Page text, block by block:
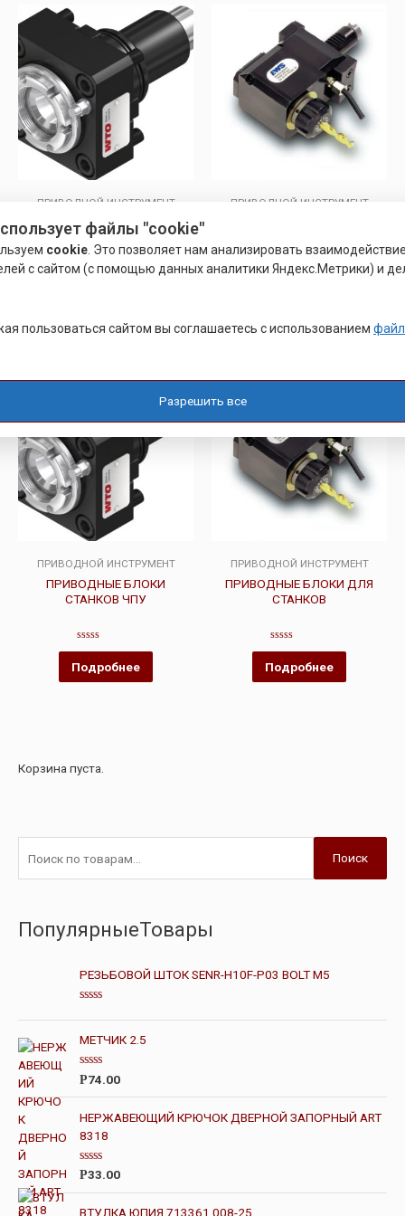
ПРИВОДНОЙ ИНСТРУМЕНТ
БЛОКИ WTO
ПРИВОДНОЙ ИНСТРУМЕНТ
ПРИВОДНОЙ ИНСТРУМЕНТ
ПРИВОДНЫЕ БЛОКИ
СТАНКОВ ЧПУ
Оценка
из
5
Подробнее
ПРИВОДНОЙ ИНСТРУМЕНТ
ПРИВОДНЫЕ БЛОКИ ДЛЯ
СТАНКОВ
Оценка
из
5
Подробнее
Корзина пуста.
Поиск
ПопулярныеТовары
РЕЗЬБОВОЙ ШТОК SENR-H10F-P03 BOLT M5
ц
е
н
к
0
и
5
МЕТЧИК 2.5
О
е
н
к
а
и
з
Р74.00
НЕРЖАВЕЮЩИЙ КРЮЧОК ДВЕРНОЙ ЗАПОРНЫЙ ART
8318
О
е
н
Р33.00
ВТУЛКА ЮПИЯ.713361.008-25
файлы "cookie"
cookie . Это позволяет нам анализировать
с сайтом (с помощью данных аналитики Яндекс.Метрики) и
пользоваться сайтом вы соглашаетесь с использованием
Разрешить все